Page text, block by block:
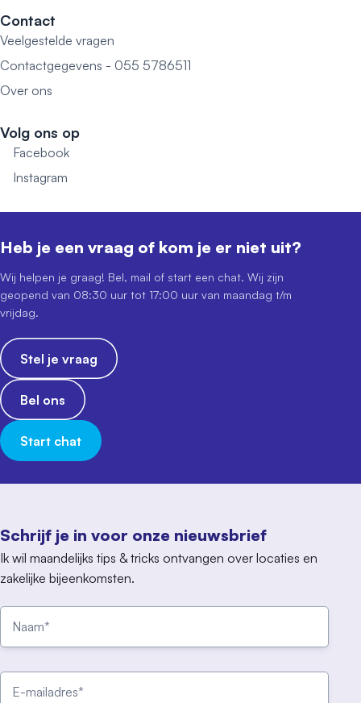
Contact
Veelgestelde vragen
Contactgegevens - 055 5786511
Over ons
Volg ons op
Facebook
Instagram
Schrijf je in voor onze nieuwsbrief
Ik wil maandelijks tips & tricks ontvangen over locaties en
zakelijke bijeenkomsten.
Heb je een vraag of kom je er niet uit?
Wij helpen je graag! Bel, mail of start een chat. Wij zijn
geopend van 08:30 uur tot 17:00 uur van maandag t/m
vrijdag.
Stel je vraag
Bel ons
Start chat